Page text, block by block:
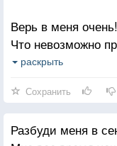
Верь в меня
Что невозможно
Засомневавшись
Верь в меня,
Словно в безверье
раскрыть
Сохранить
Разбуди меня в